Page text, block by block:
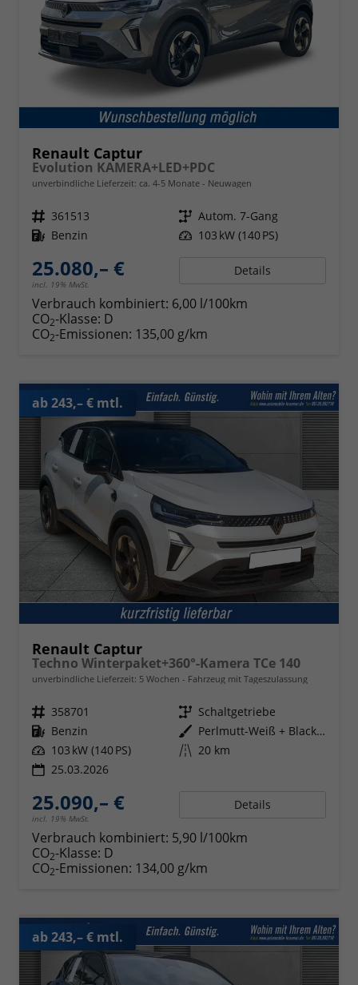
Renault Captur
Evolution KAMERA+LED+PDC
unverbindliche Lieferzeit: ca. 4-5 Monate Neuwagen
Fahrzeugnr. 361513 Getriebe Autom. 7-Gang
Kraftstoff Benzin Leistung 103 kW (140 PS)
25.080,– €
incl. 19% MwSt.
Details
Verbrauch kombiniert: 6,00 l/100km
CO2-Klasse: D
CO2-Emissionen: 135,00 g/km
ab 243,– € mtl.
Renault Captur
Techno Winterpaket+360°-Kamera TCe 140
unverbindliche Lieferzeit: 5 Wochen Fahrzeug mit Tageszulassung
Fahrzeugnr. 358701 Getriebe Schaltgetriebe
Kraftstoff Benzin Außenfarbe
Perlmutt-Weiß + Black-Pearl-Sch
Leistung 103 kW (140 PS) Kilometerstand 20 km
25.03.2026
25.090,– €
incl. 19% MwSt.
Details
Verbrauch kombiniert: 5,90 l/100km
CO2-Klasse: D
CO2-Emissionen: 134,00 g/km
ab 243,– € mtl.